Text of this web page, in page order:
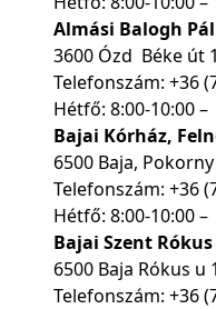
Almási Balogh
3600 Ózd Béke út
Telefonszám: +36
Hétfő: 8:00-10:00 –
Bajai Kórház,
6500 Baja,
Telefonszám: +36
Hétfő: 8:00-10:00 –
Bajai Szent
6500 Baja Rókus u
Telefonszám: +36